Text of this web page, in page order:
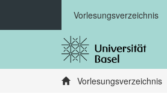
Vorlesungsverzeichnis
Vorlesungsverzeichnis